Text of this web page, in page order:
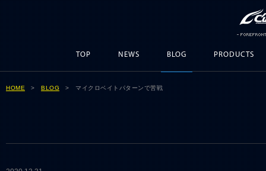
TOP NEWS BLOG PRODUCTS
HOME >BLOG > マイクロベイトパターンで苦戦